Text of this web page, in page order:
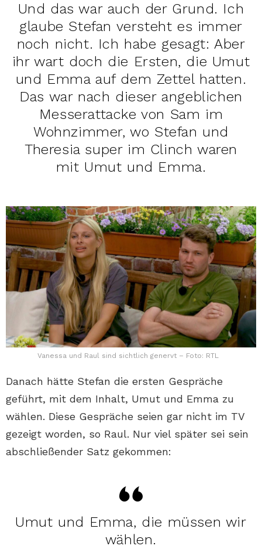
Und das war auch der Grund. Ich
glaube Stefan versteht es immer
noch nicht. Ich habe gesagt: Aber
ihr wart doch die Ersten, die Umut
und Emma auf dem Zettel hatten.
Das war nach dieser angeblichen
Messerattacke von Sam im
Wohnzimmer, wo Stefan und
Theresia super im Clinch waren
mit Umut und Emma.
Vanessa und Raul sind sichtlich genervt – Foto: RTL
Danach hätte Stefan die ersten Gespräche
geführt, mit dem Inhalt, Umut und Emma zu
wählen. Diese Gespräche seien gar nicht im TV
gezeigt worden, so Raul. Nur viel später sei sein
abschließender Satz gekommen:
Umut und Emma, die müssen wir
wählen.